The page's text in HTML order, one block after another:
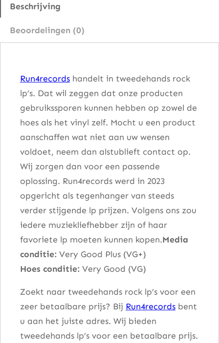
c
Beschrijving
Beoordelingen (0)
Run4records handelt in tweedehands rock
lp’s. Dat wil zeggen dat onze producten
gebruikssporen kunnen hebben op zowel de
hoes als het vinyl zelf. Mocht u een product
aanschaffen wat niet aan uw wensen
voldoet, neem dan alstublieft contact op.
Wij zorgen dan voor een passende
oplossing. Run4records werd in 2023
opgericht als tegenhanger van steeds
verder stijgende lp prijzen. Volgens ons zou
iedere muziekliefhebber zijn of haar
favoriete lp moeten kunnen kopen.Media
conditie: Very Good Plus (VG+)
Hoes conditie: Very Good (VG)
Zoekt naar tweedehands rock lp’s voor een
zeer betaalbare prijs? Bij Run4records bent
u aan het juiste adres. Wij bieden
tweedehands lp’s voor een betaalbare prijs.